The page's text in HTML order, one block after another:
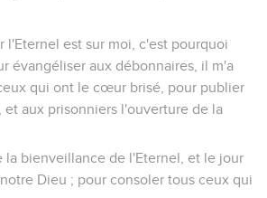
l'Eternel est sur moi, c'est pourquoi
évangéliser aux débonnaires, il m'a
qui ont le cœur brisé, pour publier
et aux prisonniers l'ouverture de la
la bienveillance de l'Eternel, et le jour
Dieu ; pour consoler tous ceux qui